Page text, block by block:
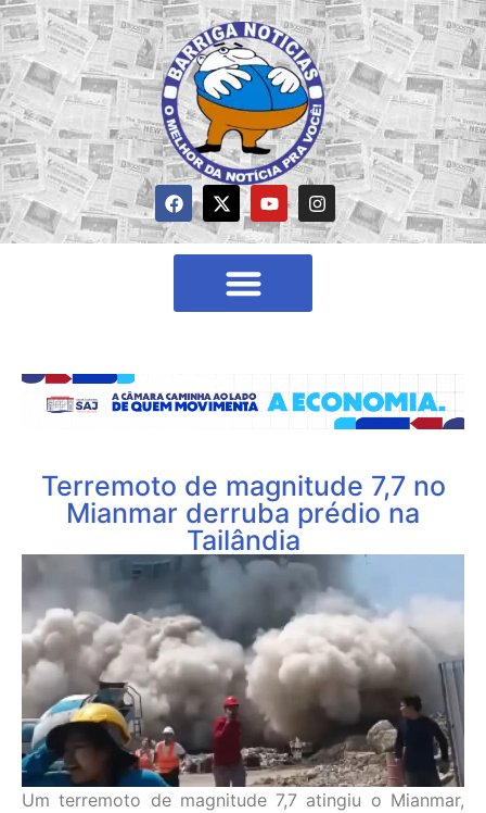
Terremoto de magnitude 7,7 no
Mianmar derruba prédio na
Tailândia
Um terremoto de magnitude 7,7 atingiu o Mianmar,